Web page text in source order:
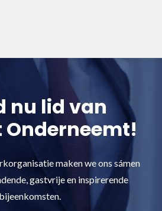
nu lid van
maken we ons sámen
gastvrije en inspirerende
bijeenkomsten.